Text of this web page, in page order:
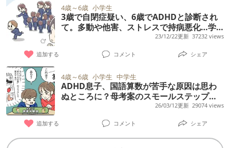
言う事違うし、次回渡すと言った検査結果は
作るのを忘れているし、正直 先生には不信感
を抱いています。 頑張っていた部活も同じ事
で怒られたり、やる気無い、怠けてると思わ
れ叱責されたりが続き、顧問にADHDの事を
話しましたが「部活動は ちゃんと出来てるか
ら問題無い。特別扱いは出来ないから今まで
と変わらず指導します」という事で、怒られ
れば「先生は こういう思いで怒ったんだよ。
校や教育センターに相談、ウィスクをすすめ
られ受けました。 IQは１００ 他も平均でし
たが知覚推理のみ20以上の差がありました
が、一通り早口な機械的な言葉でつまずくで
に気にしないでください問題がでたら対処し
ましょう早生まれだし三年まで様子をみまし
ょう。と気にしすぎママのような対応、その
まま2年に。 2年時はベテラン先生で、年間一
らないわからないはなくなりましたがやはり
4歳～6歳 小学生
3歳で自閉症疑い、6歳でADHDと診断され
て。多動や他害、ストレスで持病悪化…学
校に居場所がなかった息子、小6になった今
はーーユーザー体験談
23/12/22更新 37232 views
追加する コメント シェア
4歳～6歳 小学生 中学生
ADHD息子、国語算数が苦手な原因は思わ
ぬところに？母考案のスモールステップと
学校との連携で学習の遅れを取り戻すまで
【読者体験談】
26/03/12更新 29074 views
追加する コメント シェア